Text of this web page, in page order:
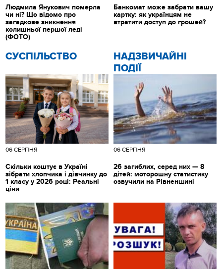
CУСПІЛЬСТВО
06 СЕРПНЯ
Скільки коштує в Україні
зібрати хлопчика і дівчинку до
1 класу у 2026 році: Реальні
ціни
НАДЗВИЧАЙНІ
ПОДІЇ
06 СЕРПНЯ
26 загиблих, серед них — 8
дітей: моторошну статистику
озвучили на Рівненщині
Людмила Янукович померла
чи ні? Що відомо про
загадкове зникнення
колишньої першої леді
(ФОТО)
Банкомат може забрати вашу
картку: як українцям не
втратити доступ до грошей?